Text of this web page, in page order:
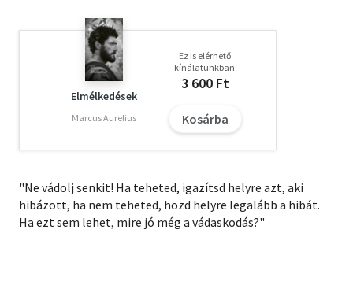
Elmélkedések
Marcus Aurelius
Ez is elérhető
kínálatunkban:
3 600 Ft
Kosárba
"Ne vádolj senkit! Ha teheted, igazítsd helyre azt, aki
hibázott, ha nem teheted, hozd helyre legalább a hibát.
Ha ezt sem lehet, mire jó még a vádaskodás?"